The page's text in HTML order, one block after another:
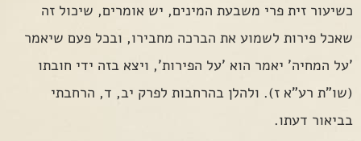
כשיעור זית פרי משבעת המינים, יש אומרים, שיכול זה
שאכל פירות לשמוע את הברכה מחבירו, ובכל פעם שיאמר
'על המחיה' יאמר הוא 'על הפירות', ויצא בזה ידי חובתו
(שו"ת רע"א ז). ולהלן בהרחבות לפרק יב, ד, הרחבתי
בביאור דעתו.